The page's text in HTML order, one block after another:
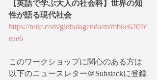
【英語で学ぶ大人の社会科】世界の知
性が語る現代社会
https://note.com/globalagenda/m/mb6e6207c
eae6
このワークショップに関心のある方は
以下のニュースレター＠Substackに登録